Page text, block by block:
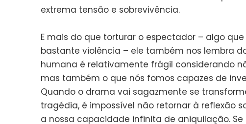
extrema tensão e sobrevivência.
E mais do que torturar o espectador – algo
bastante violência – ele também nos lembra
humana é relativamente frágil considerando
mas também o que nós fomos capazes de
Quando o drama vai sagazmente se
tragédia, é impossível não retornar à reflexão
a nossa capacidade infinita de aniquilação.